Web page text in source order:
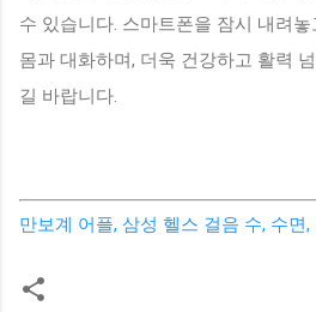
수 있습니다. 스마트폰을 잠시 내려
몸과 대화하며, 더욱 건강하고 활력
길 바랍니다.
만보계 어플, 삼성 헬스 걸음 수, 수면,